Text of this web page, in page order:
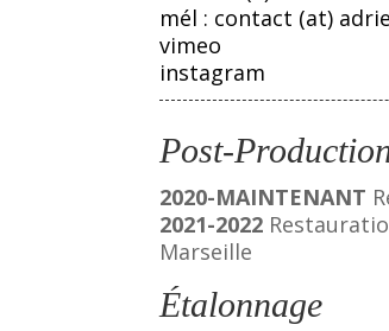
mél : contact (at)
vimeo
instagram
Post-
2020-MAINTENANT
2021-2022
Marseille
Étalonnage